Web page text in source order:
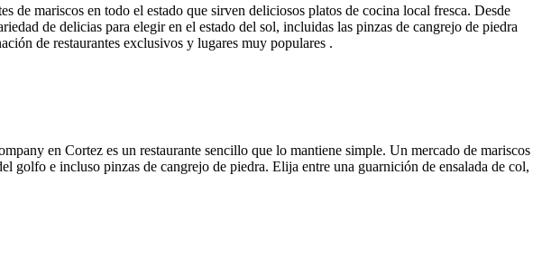
de mariscos en todo el estado que sirven deliciosos platos de cocina local fresca. Desde
de delicias para elegir en el estado del sol, incluidas las pinzas de cangrejo de piedra
de restaurantes exclusivos y lugares muy populares .
en Cortez es un restaurante sencillo que lo mantiene simple. Un mercado de mariscos
golfo e incluso pinzas de cangrejo de piedra. Elija entre una guarnición de ensalada de col,